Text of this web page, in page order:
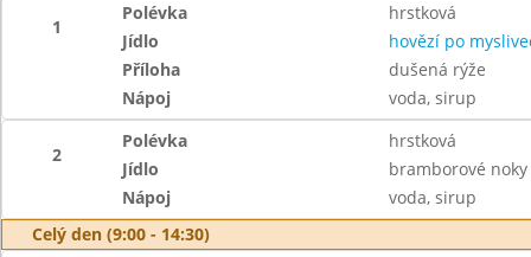
1
Polévka
hrstková
Jídlo
hovězí po
Příloha
dušená rýže
Nápoj
voda, sirup
2
Polévka
hrstková
Jídlo
bramborové
Nápoj
voda, sirup
Celý den (9:00 - 14:30)